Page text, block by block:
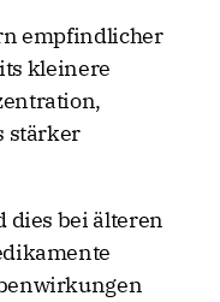
empfindlicher
kleinere
stärker
dies bei älteren